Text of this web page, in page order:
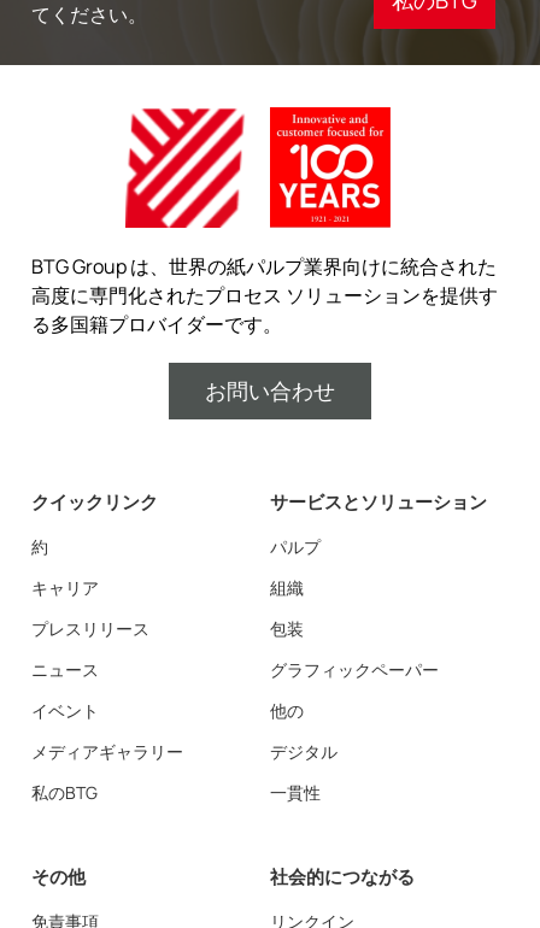
てください。
BTG Group は、世界の紙パルプ業界向けに統合された
高度に専門化されたプロセス ソリューションを提供す
る多国籍プロバイダーです。
お問い合わせ
クイックリンク
約
キャリア
プレスリリース
ニュース
イベント
メディアギャラリー
私のBTG
サービスとソリューション
パルプ
組織
包装
グラフィックペーパー
他の
デジタル
一貫性
その他
免責事項
社会的につながる
リンクイン